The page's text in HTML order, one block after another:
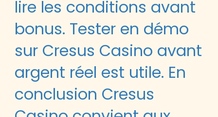
lire les conditions avant
bonus. Tester en démo
sur Cresus Casino avant
argent réel est utile. En
conclusion Cresus